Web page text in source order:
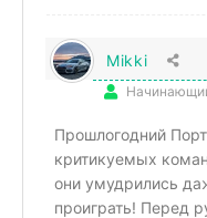
Mikki
Прошлогодний
критикуемых
они умудрились
проиграть! Перед